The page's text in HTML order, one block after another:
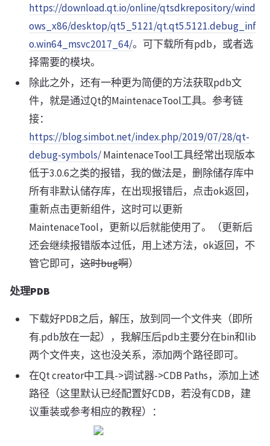
https://download.qt.io/online/qtsdkrepository/wind
ows_x86/desktop/qt5_5121/qt.qt5.5121.debug_inf
o.win64_msvc2017_64/。可下载所有pdb，或者选
择需要的模块。
除此之外，还有一种更为简便的方法获取pdb文
件，就是通过Qt的MaintenaceTool工具。参考链
接：
https://blog.simbot.net/index.php/2019/07/28/qt-
debug-symbols/MaintenaceTool工具经常出现版本
低于3.0.6之类的报错，我的做法是，删除储存库中
所有非默认储存库，在出现报错后，点击ok返回，
重新点击更新组件，这时可以更新
MaintenaceTool，更新以后就能使用了。（更新后
还会继续报错版本过低，用上述方法，ok返回，不
管它即可， 这时bug啊）
处理PDB
下载好PDB之后，解压，放到同一个文件夹（即所
有.pdb放在一起），我解压后pdb主要分在bin和lib
两个文件夹，这也没关系，添加两个路径即可。
在Qt creator中工具->调试器->CDB Paths，添加上述
路径（这里默认已经配置好CDB，若没有CDB，建
议重装或参考相应的教程）：